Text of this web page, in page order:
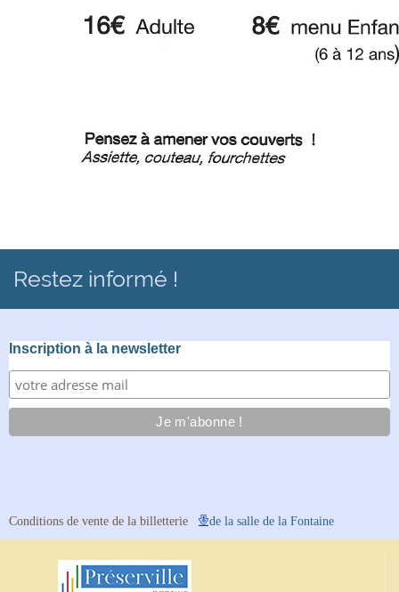
Restez informé !
Inscription à la newsletter
Conditions de vente de la billetterie de la salle de la Fontaine